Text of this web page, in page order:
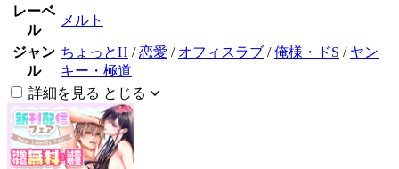
レーベ
ル
メルト
ジャン
ル
ちょっとH /恋愛 / オフィスラブ /俺様・ドS / ヤン
キー・極道
詳細を見る とじる